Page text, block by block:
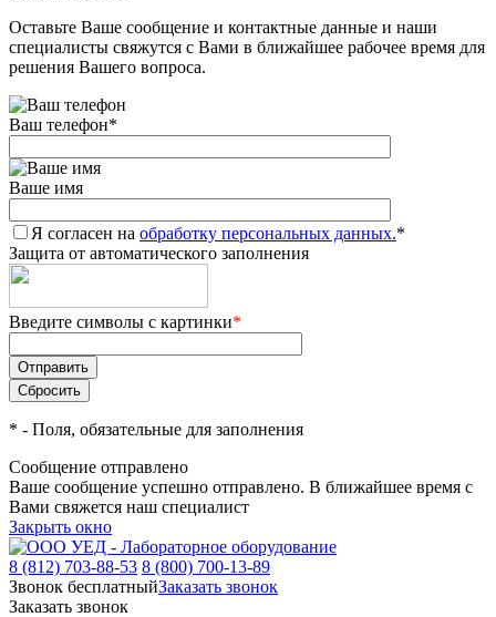
Оставьте Ваше сообщение и контактные данные и наши
специалисты свяжутся с Вами в ближайшее рабочее время для
решения Вашего вопроса.
Ваш телефон*
Ваше имя
Я согласен на обработку персональных данных.*
Защита от автоматического заполнения
Введите символы с картинки*
* - Поля, обязательные для заполнения
Сообщение отправлено
Ваше сообщение успешно отправлено. В ближайшее время с
Вами свяжется наш специалист
Закрыть окно
8 (812) 703-88-53 8 (800) 700-13-89
Звонок бесплатныйЗаказать звонок
Заказать звонок